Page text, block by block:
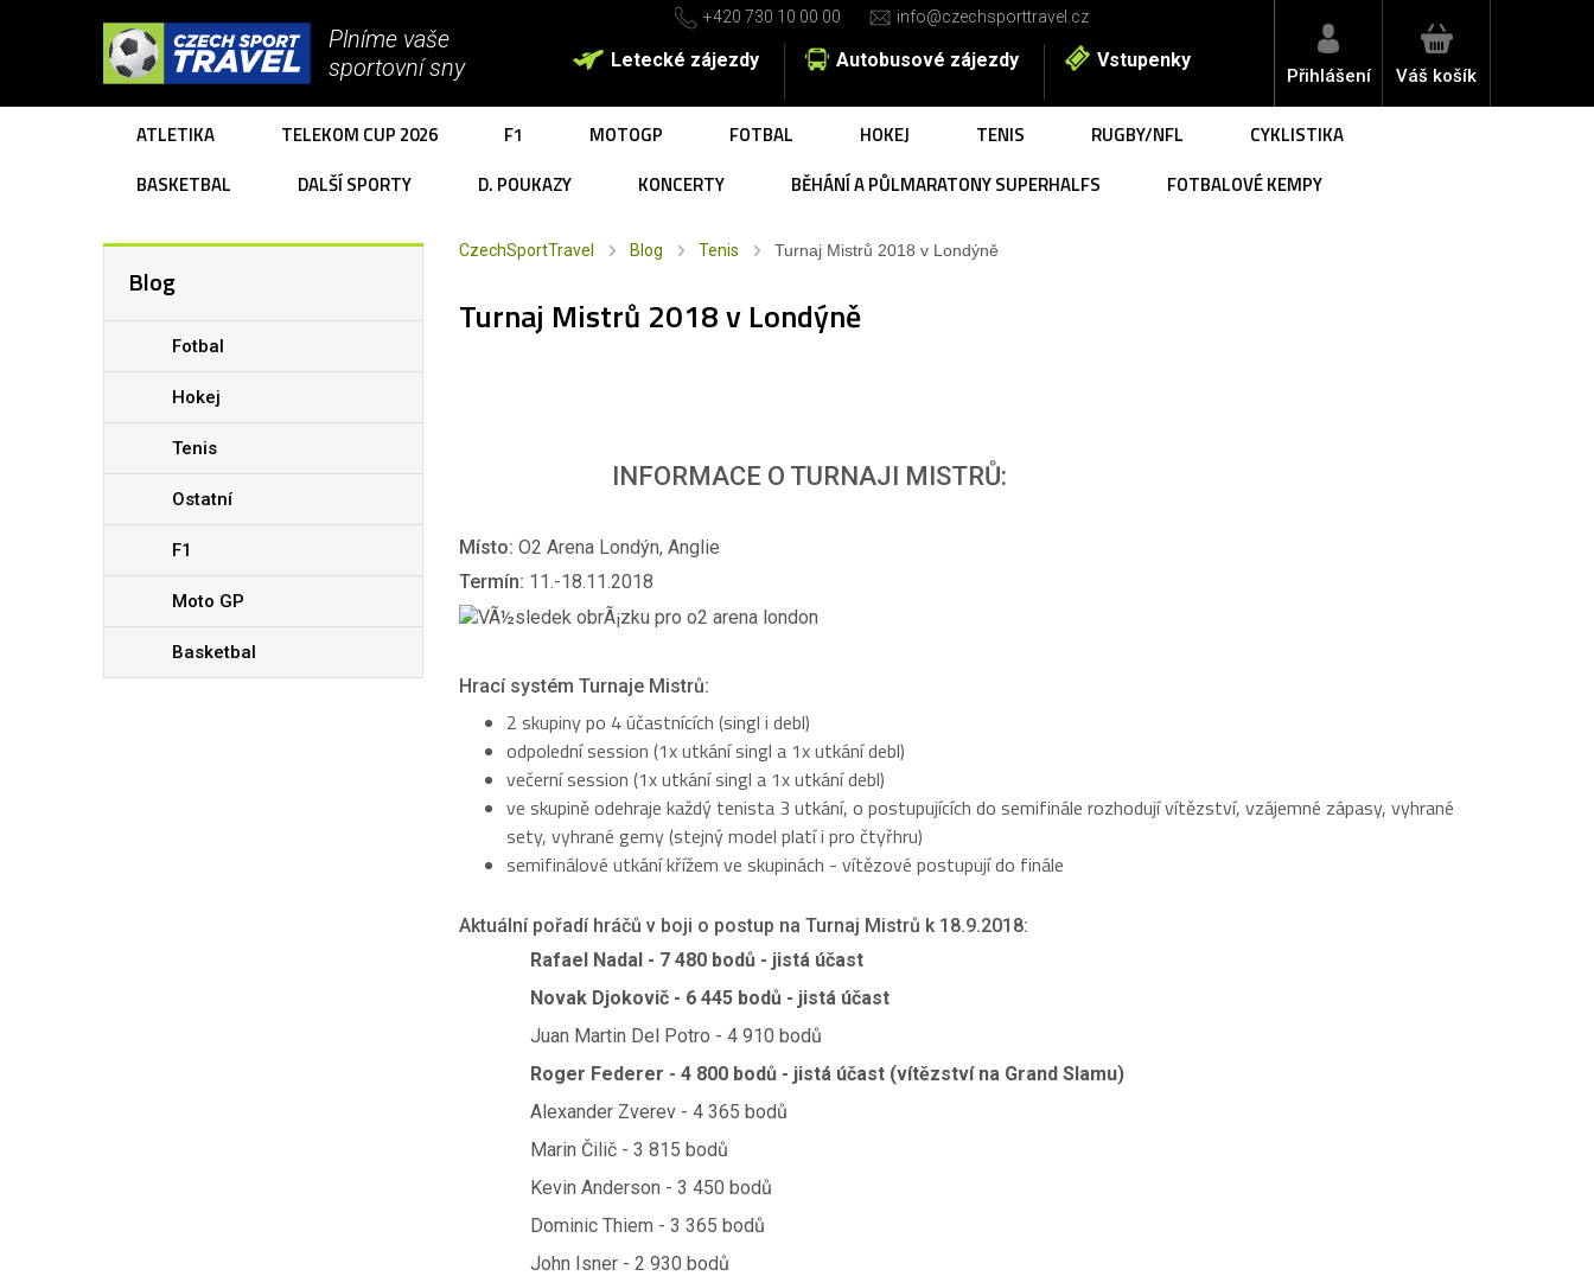
Plníme vaše
sportovní sny
+420 730 10 00 00 info@czechsporttravel.cz
Letecké zájezdy Autobusové zájezdy Vstupenky
Přihlášení Váš košík
ATLETIKA TELEKOM CUP 2026 F1 MOTOGP FOTBAL HOKEJ TENIS RUGBY/NFL
CYKLISTIKA
BASKETBAL
DALŠÍ SPORTY D. POUKAZY KONCERTY BĚHÁNÍ A PŮLMARATONY SUPERHALFS FOTBALOVÉ KEMPY
CzechSportTravel Blog Tenis Turnaj Mistrů 2018 v Londýně
Turnaj Mistrů 2018 v Londýně
INFORMACE O TURNAJI MISTRŮ:
Místo: O2 Arena Londýn, Anglie
Termín: 11.-18.11.2018
Hrací systém Turnaje Mistrů:
2 skupiny po 4 účastnících (singl i debl)
odpolední session (1x utkání singl a 1x utkání debl)
večerní session (1x utkání singl a 1x utkání debl)
ve skupině odehraje každý tenista 3 utkání, o postupujících do semifinále rozhodují vítězství, vzájemné zápasy, vyhrané
sety, vyhrané gemy (stejný model platí i pro čtyřhru)
semifinálové utkání křížem ve skupinách - vítězové postupují do finále
Aktuální pořadí hráčů v boji o postup na Turnaj Mistrů k 18.9.2018:
Rafael Nadal - 7 480 bodů - jistá účast
Novak Djokovič - 6 445 bodů - jistá účast
Juan Martin Del Potro - 4 910 bodů
Roger Federer - 4 800 bodů - jistá účast (vítězství na Grand Slamu)
Alexander Zverev - 4 365 bodů
Marin Čilič - 3 815 bodů
Kevin Anderson - 3 450 bodů
Dominic Thiem - 3 365 bodů
John Isner - 2 930 bodů
Blog
Fotbal
Hokej
Tenis
Ostatní
F1
Moto GP
Basketbal